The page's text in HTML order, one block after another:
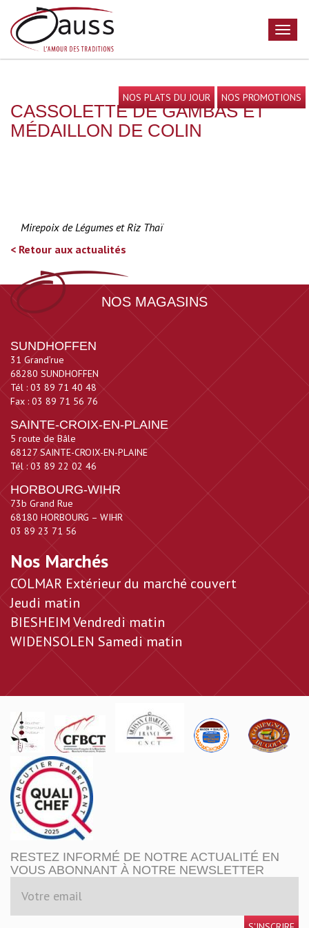
NOS PLATS DU JOUR NOS PROMOTIONS
CASSOLETTE DE GAMBAS ET
MÉDAILLON DE COLIN
Mirepoix de Légumes et Riz Thaï
< Retour aux actualités
NOS MAGASINS
SUNDHOFFEN
31 Grand’rue
68280 SUNDHOFFEN
Tél : 03 89 71 40 48
Fax : 03 89 71 56 76
SAINTE-CROIX-EN-PLAINE
5 route de Bâle
68127 SAINTE-CROIX-EN-PLAINE
Tél : 03 89 22 02 46
HORBOURG-WIHR
73b Grand Rue
68180 HORBOURG – WIHR
03 89 23 71 56
Nos Marchés
COLMAR Extérieur du marché couvert
Jeudi matin
BIESHEIM Vendredi matin
WIDENSOLEN Samedi matin
RESTEZ INFORMÉ DE NOTRE ACTUALITÉ EN
VOUS ABONNANT À NOTRE NEWSLETTER